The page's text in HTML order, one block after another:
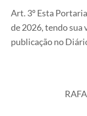
Art. 3º Esta
de 2026, tendo sua
publicação no